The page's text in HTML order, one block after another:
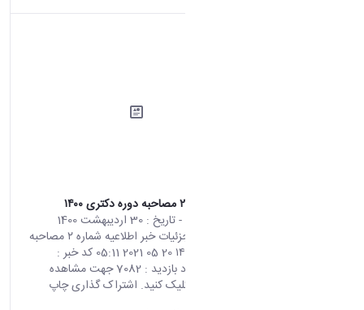
- تاریخ : 30 اردیبهشت 1400
صفحه اصلی جزئیات خبر اطلاعیه شماره ۲ مصاحبه
دوره دکتری ۱۴۰۰ 20 05 2021 05:11 کد خبر :
696777 تعداد بازدید : 7082 جهت مشاهده
اطلاعیه اینجا کلیک کنید. اشتراک گذاری چاپ